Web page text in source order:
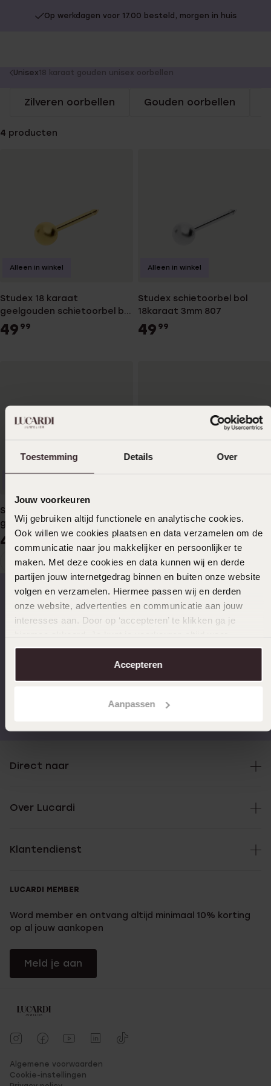
Toestemming Details Over
Jouw voorkeuren
Wij gebruiken altijd functionele en analytische cookies.
Ook willen we cookies plaatsen en data verzamelen om de
communicatie naar jou makkelijker en persoonlijker te
maken. Met deze cookies en data kunnen wij en derde
partijen jouw internetgedrag binnen en buiten onze website
volgen en verzamelen. Hiermee passen wij en derden
onze website, advertenties en communicatie aan jouw
interesses aan. Door op ‘accepteren’ te klikken ga je
aanpassen. Lees er meer over in onscookiebeleid.
Accepteren
Aanpassen
Op werkdagen voor 17.00 besteld, morgen in huis
You
here:
Unisex18 karaat gouden unisex oorbellen
Zilveren oorbellen Gouden oorbellen
4 producten
Studex 18 karaat
geelgouden schietoorbel bol
3mm 806
49 99
Alleen in winkel
Studex schietoorbel bol
18karaat 3mm 807
49 99
Alleen in winkel
Studex 18 karaat
geelgouden schietoorbel
zirkonia 2mm 801
49 99
18karaat 2mm 802
49 99
Huidige
pagina
1
naar
pagina
Op werkdagen voor 17.00
14 dagen gratis
reviews)
Direct naar
Over Lucardi
Klantendienst
LUCARDI MEMBER
Word member en ontvang altijd minimaal 10% korting
op al jouw aankopen
Meld je aan
Algemene voorwaarden
Cookie-instellingen